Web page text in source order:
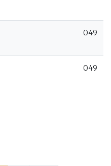
049
049